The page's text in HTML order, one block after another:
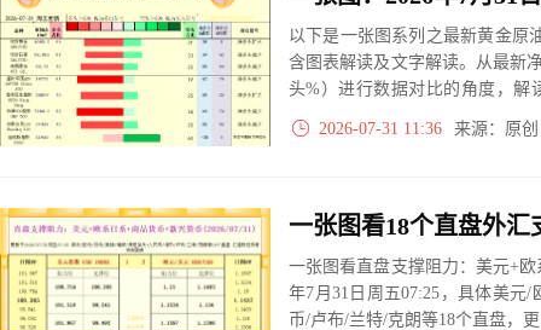
以下是一张图系列之最新黄金原
含图表解读及文字解读。从最新
头%）进行数据对比的角度，解
大、净多头减小、净空头无变
实际数据对比结果对应展示其中
2026-07-31 11:36 来源：原
一张图看直盘支撑阻力：美元+
年7月31日周五07:25，具体美元
币/卢布/兰特/克朗等18个直盘，